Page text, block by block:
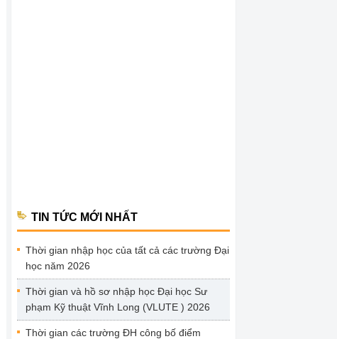
TIN TỨC MỚI NHẤT
Thời gian nhập học của tất cả các trường Đại
học năm 2026
Thời gian và hồ sơ nhập học Đại học Sư
phạm Kỹ thuật Vĩnh Long (VLUTE ) 2026
Thời gian các trường ĐH công bố điểm